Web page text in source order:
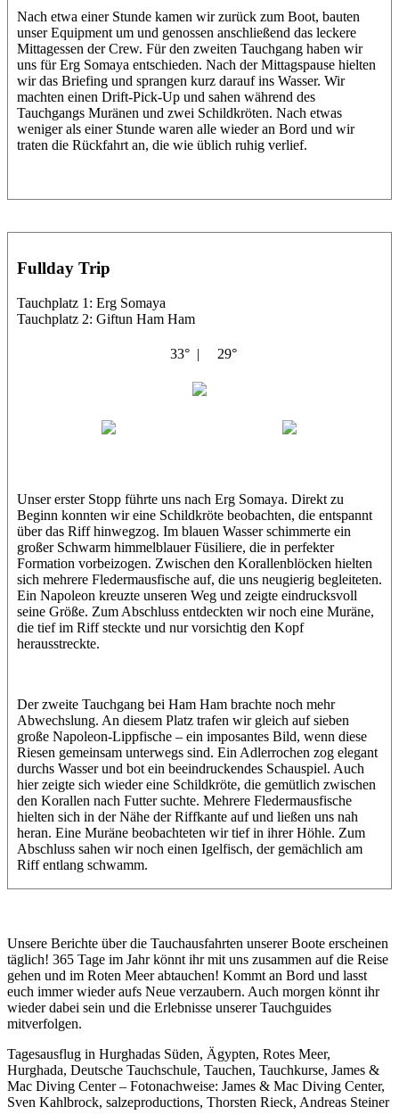
Nach etwa einer Stunde kamen wir zurück zum Boot, bauten
unser Equipment um und genossen anschließend das leckere
Mittagessen der Crew. Für den zweiten Tauchgang haben wir
uns für Erg Somaya entschieden. Nach der Mittagspause hielten
wir das Briefing und sprangen kurz darauf ins Wasser. Wir
machten einen Drift-Pick-Up und sahen während des
Tauchgangs Muränen und zwei Schildkröten. Nach etwas
weniger als einer Stunde waren alle wieder an Bord und wir
traten die Rückfahrt an, die wie üblich ruhig verlief.
Fullday Trip
Tauchplatz 1: Erg Somaya
Tauchplatz 2: Giftun Ham Ham
33° | 29°
Unser erster Stopp führte uns nach Erg Somaya. Direkt zu
Beginn konnten wir eine Schildkröte beobachten, die entspannt
über das Riff hinwegzog. Im blauen Wasser schimmerte ein
großer Schwarm himmelblauer Füsiliere, die in perfekter
Formation vorbeizogen. Zwischen den Korallenblöcken hielten
sich mehrere Fledermausfische auf, die uns neugierig begleiteten.
Ein Napoleon kreuzte unseren Weg und zeigte eindrucksvoll
seine Größe. Zum Abschluss entdeckten wir noch eine Muräne,
die tief im Riff steckte und nur vorsichtig den Kopf
herausstreckte.
Der zweite Tauchgang bei Ham Ham brachte noch mehr
Abwechslung. An diesem Platz trafen wir gleich auf sieben
große Napoleon-Lippfische – ein imposantes Bild, wenn diese
Riesen gemeinsam unterwegs sind. Ein Adlerrochen zog elegant
durchs Wasser und bot ein beeindruckendes Schauspiel. Auch
hier zeigte sich wieder eine Schildkröte, die gemütlich zwischen
den Korallen nach Futter suchte. Mehrere Fledermausfische
hielten sich in der Nähe der Riffkante auf und ließen uns nah
heran. Eine Muräne beobachteten wir tief in ihrer Höhle. Zum
Abschluss sahen wir noch einen Igelfisch, der gemächlich am
Riff entlang schwamm.
Unsere Berichte über die Tauchausfahrten unserer Boote erscheinen
täglich! 365 Tage im Jahr könnt ihr mit uns zusammen auf die Reise
gehen und im Roten Meer abtauchen! Kommt an Bord und lasst
euch immer wieder aufs Neue verzaubern. Auch morgen könnt ihr
wieder dabei sein und die Erlebnisse unserer Tauchguides
mitverfolgen.
Tagesausflug in Hurghadas Süden, Ägypten, Rotes Meer,
Hurghada, Deutsche Tauchschule, Tauchen, Tauchkurse, James &
Mac Diving Center – Fotonachweise: James & Mac Diving Center,
Sven Kahlbrock, salzeproductions, Thorsten Rieck, Andreas Steiner